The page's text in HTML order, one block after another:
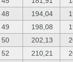
48 194,04
49 198,08
50 202,13
52 210,21